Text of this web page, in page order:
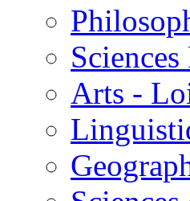
Arts -